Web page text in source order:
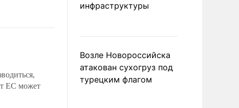
ЕС может
инфраструктуры
Возле Новороссийска
атакован сухогруз под
турецким флагом